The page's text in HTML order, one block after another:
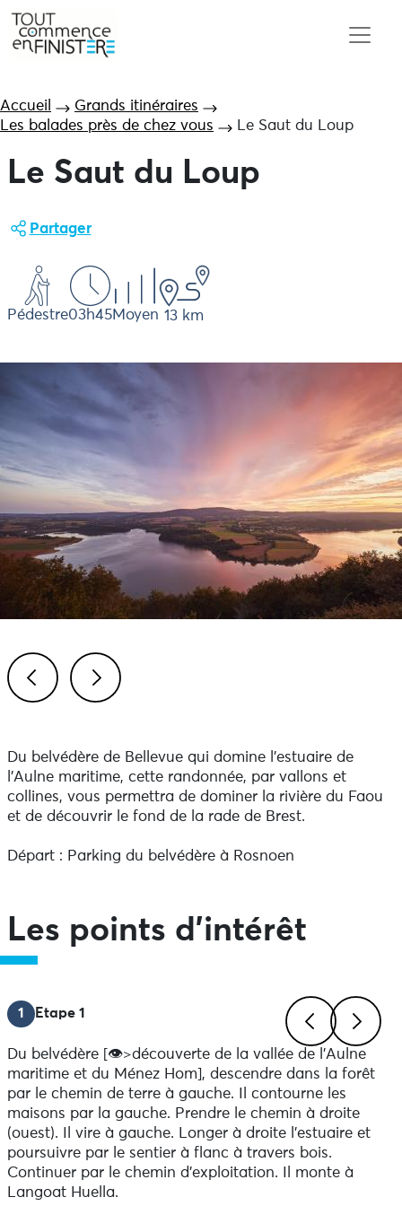
Accueil
Grands itinéraires
Les balades près de chez vous
Le Saut du Loup
Le Saut du Loup
Partager
Pédestre03h45Moyen 13 km
Du belvédère de Bellevue qui domine l’estuaire de
l’Aulne maritime, cette randonnée, par vallons et
collines, vous permettra de dominer la rivière du Faou
et de découvrir le fond de la rade de Brest.
Départ : Parking du belvédère à Rosnoen
Les points d'intérêt
PreviousNext
1 Etape 1
Du belvédère [👁>découverte de la vallée de l’Aulne
maritime et du Ménez Hom], descendre dans la forêt
par le chemin de terre à gauche. Il contourne les
maisons par la gauche. Prendre le chemin à droite
(ouest). Il vire à gauche. Longer à droite l’estuaire et
poursuivre par le sentier à flanc à travers bois.
Continuer par le chemin d’exploitation. Il monte à
Langoat Huella.